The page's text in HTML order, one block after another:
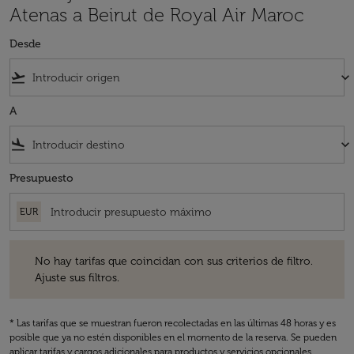
Atenas a Beirut de Royal Air Maroc
Desde
flight_takeoff keyboard_arrow_down
A
flight_land keyboard_arrow_down
Presupuesto
EUR
No hay tarifas que coincidan con sus criterios de filtro.
Ajuste sus filtros.
* Las tarifas que se muestran fueron recolectadas en las últimas 48 horas y es
posible que ya no estén disponibles en el momento de la reserva. Se pueden
aplicar tarifas y cargos adicionales para productos y servicios opcionales.